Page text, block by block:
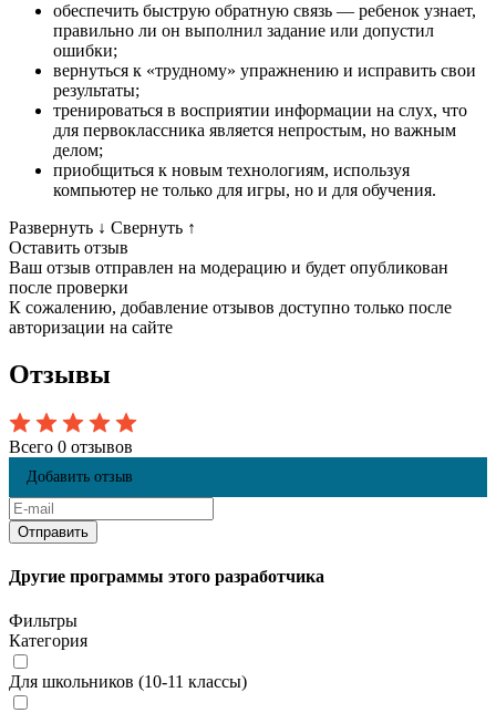
обеспечить быструю обратную связь — ребенок узнает,
правильно ли он выполнил задание или допустил
ошибки;
вернуться к «трудному» упражнению и исправить свои
результаты;
тренироваться в восприятии информации на слух, что
для первоклассника является непростым, но важным
делом;
приобщиться к новым технологиям, используя
компьютер не только для игры, но и для обучения.
Развернуть ↓ Свернуть ↑
Оставить отзыв
Ваш отзыв отправлен на модерацию и будет опубликован
после проверки
К сожалению, добавление отзывов доступно только после
авторизации на сайте
Отзывы
Всего 0 отзывов
Добавить отзыв
Другие программы этого разработчика
Фильтры
Категория
Для школьников (10-11 классы)